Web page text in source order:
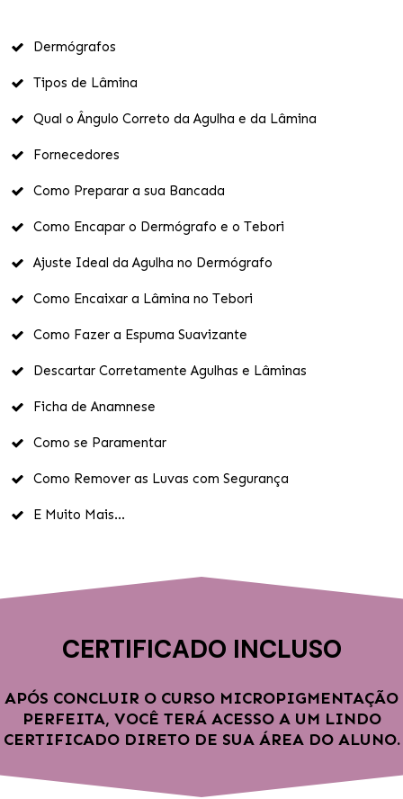
Dermógrafos
Tipos de Lâmina
Qual o Ângulo Correto da Agulha e da Lâmina
Fornecedores
Como Preparar a sua Bancada
Como Encapar o Dermógrafo e o Tebori
Ajuste Ideal da Agulha no Dermógrafo
Como Encaixar a Lâmina no Tebori
Como Fazer a Espuma Suavizante
Descartar Corretamente Agulhas e Lâminas
Ficha de Anamnese
Como se Paramentar
Como Remover as Luvas com Segurança
E Muito Mais...
CERTIFICADO INCLUSO
APÓS CONCLUIR O CURSO MICROPIGMENTAÇÃO
PERFEITA, VOCÊ TERÁ ACESSO A UM LINDO
CERTIFICADO DIRETO DE SUA ÁREA DO ALUNO.